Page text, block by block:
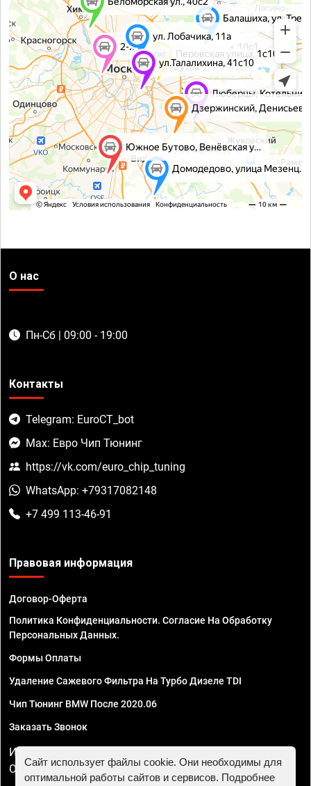
О нас
Пн-Сб | 09:00 - 19:00
Контакты
Telegram: EuroCT_bot
Max: Евро Чип Тюнинг
https://vk.com/euro_chip_tuning
WhatsApp: +79317082148
+7 499 113-46-91
Правовая информация
Договор-Оферта
Политика Конфиденциальности. Согласие На Обработку
Персональных Данных.
Формы Оплаты
Удаление Сажевого Фильтра На Турбо Дизеле TDI
Чип Тюнинг BMW После 2020.06
Заказать Звонок
ИП Смирнов Георгий Павлович. ИНН 781302555843,
ОГРНИП 324470400032610
Сайт использует файлы cookie. Они необходимы для
оптимальной работы сайтов и сервисов. Подробнее